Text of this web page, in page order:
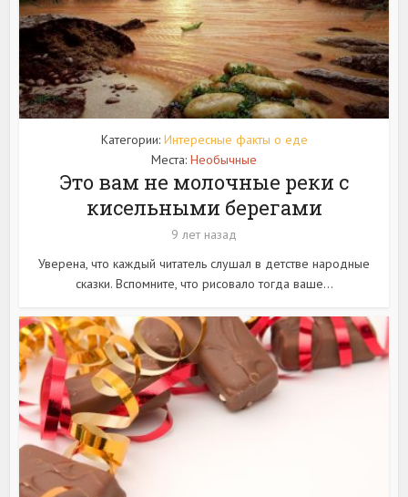
Категории: Интересные факты о еде
Места: Необычные
Это вам не молочные реки с
кисельными берегами
9 лет назад
Уверена, что каждый читатель слушал в детстве народные
сказки. Вспомните, что рисовало тогда ваше...